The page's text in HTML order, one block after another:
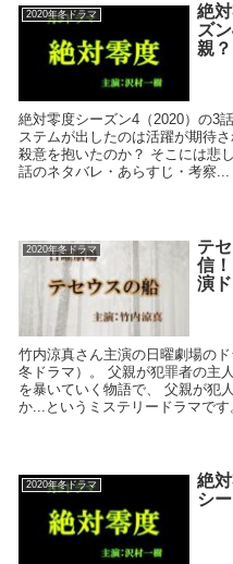
2020年冬ドラマ
絶
ズ
親？
絶対零度シーズン4（2020）の3
ステムが出したのは活躍が期待
殺意を抱いたのか？ そこには悲
話のネタバレ・あらすじ・考察...
2020年冬ドラマ
テ
信
演
竹内涼真さん主演の日曜劇場の
冬ドラマ）。 父親が犯罪者の主
を暴いていく物語で、 父親が犯
か...というミステリードラマで
2020年冬ドラマ
絶
シ